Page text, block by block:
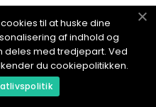
oss
til at huske dine
af indhold og
deles med tredjepart. Ved
du cookiepolitikken.